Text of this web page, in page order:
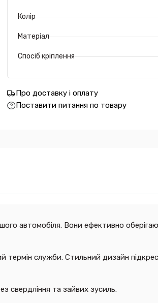
Колір
Матеріал
Спосіб кріплення
Про доставку і оплату
Поставити питання по товару
автомобіля. Вони ефективно
термін служби. Стильний дизайн
свердління та зайвих зусиль.